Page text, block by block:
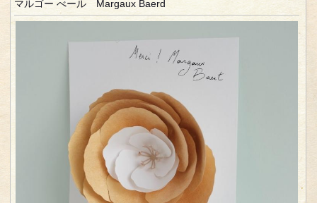
マルゴー べール Margaux Baerd